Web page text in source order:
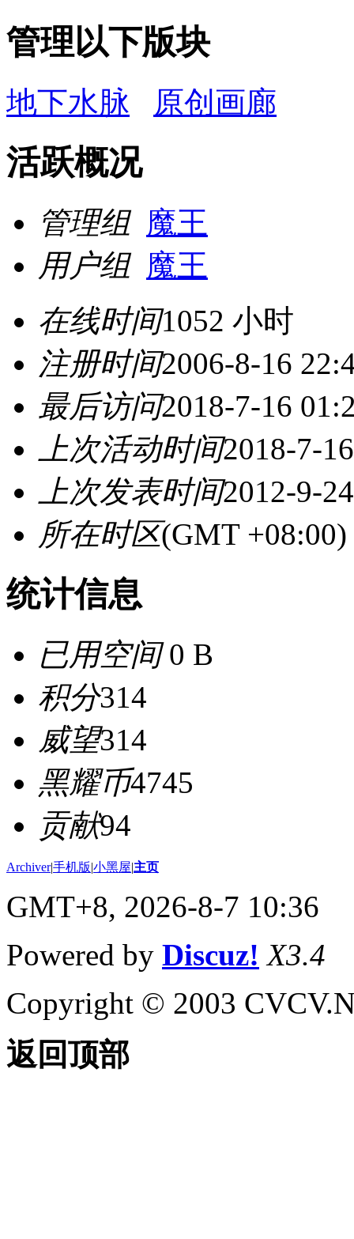
管理以下版块
地下水脉 原创画廊
活跃概况
管理组 魔王
用户组 魔王
在线时间1052 小时
注册时间2006-8-16
最后访问2018-7-16
上次活动时间2018-7-
上次发表时间2012-9-
所在时区(GMT
统计信息
已用空间0 B
积分314
威望314
黑耀币4745
贡献94
Archiver|手机版|小黑屋|主页
GMT+8, 2026-8-7 10:36
Powered by Discuz! X3.4
Copyright © 2003
返回顶部